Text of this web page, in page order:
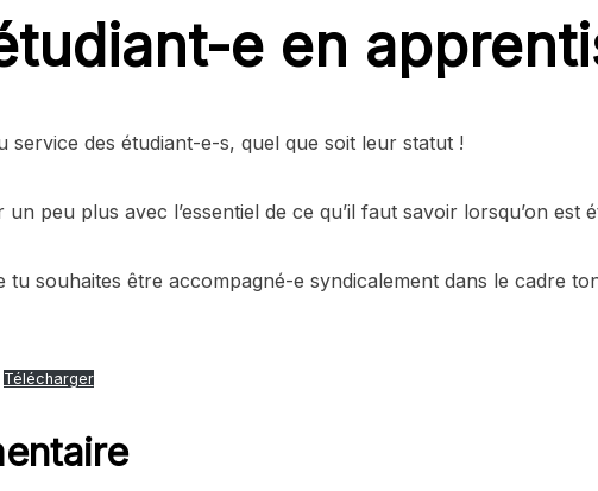
e en
service des étudiant-e-s, quel que soit leur statut !
peu plus avec l’essentiel de ce qu’il faut savoir lorsqu’on est
tu souhaites être accompagné-e syndicalement dans le cadre
Télécharger